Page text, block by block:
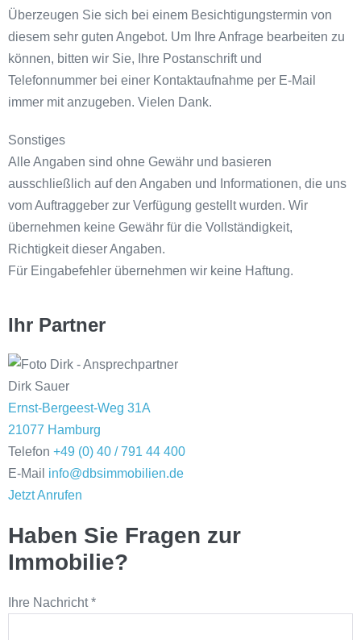
Überzeugen Sie sich bei einem Besichtigungstermin von
diesem sehr guten Angebot. Um Ihre Anfrage bearbeiten zu
können, bitten wir Sie, Ihre Postanschrift und
Telefonnummer bei einer Kontaktaufnahme per E-Mail
immer mit anzugeben. Vielen Dank.
Sonstiges
Alle Angaben sind ohne Gewähr und basieren
ausschließlich auf den Angaben und Informationen, die uns
vom Auftraggeber zur Verfügung gestellt wurden. Wir
übernehmen keine Gewähr für die Vollständigkeit,
Richtigkeit dieser Angaben.
Für Eingabefehler übernehmen wir keine Haftung.
Ihr Partner
Dirk Sauer
Ernst-Bergeest-Weg 31A
21077 Hamburg
Telefon +49 (0) 40 / 791 44 400
E-Mail info@dbsimmobilien.de
Jetzt Anrufen
Haben Sie Fragen zur
Immobilie?
Ihre Nachricht*